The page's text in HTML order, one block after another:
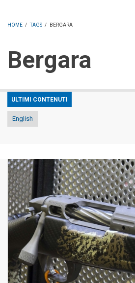
HOME / TAGS / BERGARA
Bergara
ULTIMI CONTENUTI
English